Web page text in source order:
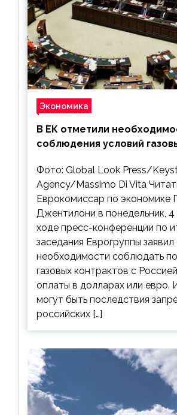
Экономика
В ЕК отметили
соблюдения условий
Фото: Global Look Press/
Agency/Massimo Di Vita
Еврокомиссар по экономике
Джентилони в понедельник, 4
ходе пресс-конференции по
заседания Еврогруппы заявил
необходимости соблюдать
газовых контрактов с
оплаты в долларах или евро.
могут быть последствия
российских […]